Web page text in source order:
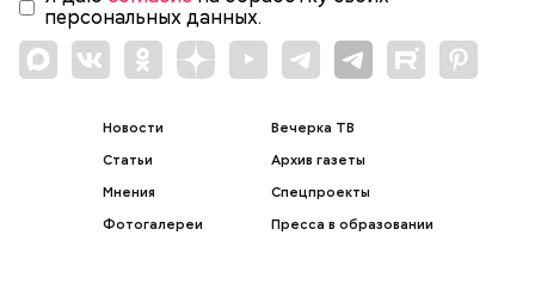
персональных данных.
Новости
Статьи
Мнения
Фотогалереи
Вечерка ТВ
Архив газеты
Спецпроекты
Пресса в образовании